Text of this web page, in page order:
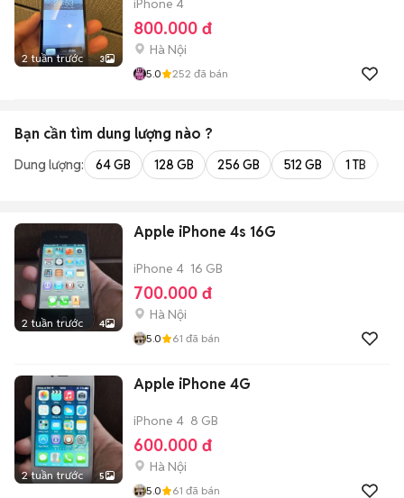
2 tuần trước 3
iPhone 4
800.000 đ
Hà Nội
5.0 252 đã bán
Bạn cần tìm dung lượng nào ?
Dung lượng: 64 GB 128 GB 256 GB 512 GB 1 TB
2 tuần trước 4
Apple iPhone 4s 16G
iPhone 4 16 GB
700.000 đ
Hà Nội
5.0 61 đã bán
2 tuần trước 5
Apple iPhone 4G
iPhone 4 8 GB
600.000 đ
Hà Nội
5.0 61 đã bán